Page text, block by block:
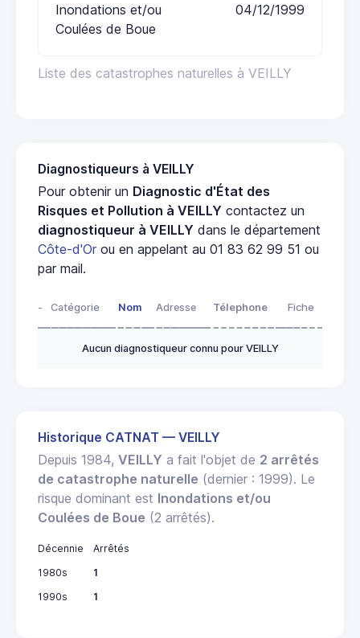
Liste des catastrophes naturelles à VEILLY
Inondations et/ou
Coulées de Boue
04/12/1999
Diagnostiqueurs à VEILLY
Pour obtenir un Diagnostic d'État des
Risques et Pollution à VEILLY contactez un
diagnostiqueur à VEILLY dans le département
Côte-d'Or ou en appelant au 01 83 62 99 51 ou
par mail.
- Catégorie Nom Adresse Télephone Fiche
Aucun diagnostiqueur connu pour VEILLY
Historique CATNAT — VEILLY
Depuis 1984, VEILLY a fait l'objet de 2 arrêtés
de catastrophe naturelle (dernier : 1999). Le
risque dominant est Inondations et/ou
Coulées de Boue (2 arrêtés).
Décennie
Arrêtés
1980s
1
1990s
1